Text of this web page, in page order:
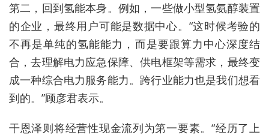
第二， 回到氢能本身。 例如，一些做小型氢氨醇装置
的企业，最终用户可能是数据中心。“这时候考验的
不再是单纯的氢能能力，而是要跟算力中心深度结
合，去理解电力应急保障、供电框架等需求，最终变
成一种综合电力服务能力。 跨行业能力也是我们想看
到的。 ”顾彦君表示。
干恩泽则将经营性现金流列为第一要素。“经历了上